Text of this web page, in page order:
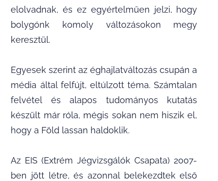
elolvadnak, és ez egyértelműen jelzi, hogy
bolygónk komoly változásokon megy
keresztül.
Egyesek szerint az éghajlatváltozás csupán a
média által felfújt, eltúlzott téma. Számtalan
felvétel és alapos tudományos kutatás
készült már róla, mégis sokan nem hiszik el,
hogy a Föld lassan haldoklik.
Az EIS (Extrém Jégvizsgálók Csapata) 2007-
ben jött létre, és azonnal belekezdtek első